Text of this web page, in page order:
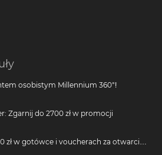
osobistym Millennium 360°!
Zgarnij do 2700 zł w promocji
zł w gotówce i voucherach za otwarcie